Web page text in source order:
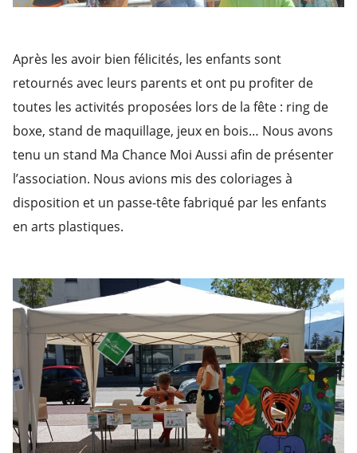
Après les avoir bien félicités, les enfants sont
retournés avec leurs parents et ont pu profiter de
toutes les activités proposées lors de la fête : ring de
boxe, stand de maquillage, jeux en bois… Nous avons
tenu un stand Ma Chance Moi Aussi afin de présenter
l’association. Nous avions mis des coloriages à
disposition et un passe-tête fabriqué par les enfants
en arts plastiques.